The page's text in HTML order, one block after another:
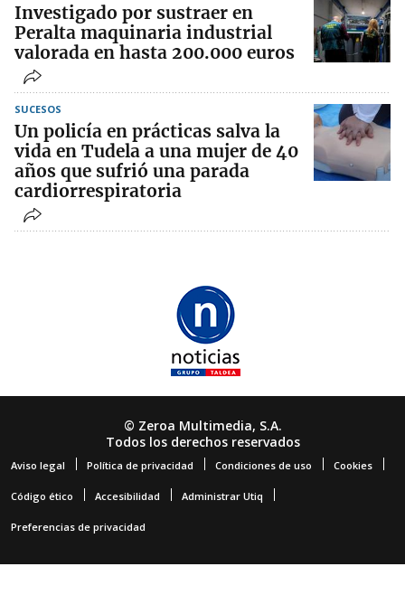
Investigado por sustraer en
Peralta maquinaria industrial
valorada en hasta 200.000 euros
SUCESOS
Un policía en prácticas salva la
vida en Tudela a una mujer de 40
años que sufrió una parada
cardiorrespiratoria
© Zeroa Multimedia, S.A.
Todos los derechos reservados
Aviso legal Política de privacidad Condiciones de uso Cookies
Código ético Accesibilidad Administrar Utiq
Preferencias de privacidad